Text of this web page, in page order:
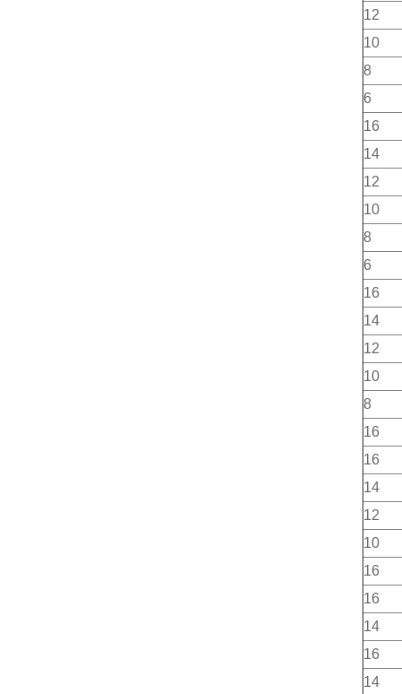
12
10
8
6
16
14
12
10
8
6
16
14
12
10
8
16
16
14
12
10
16
16
14
16
14